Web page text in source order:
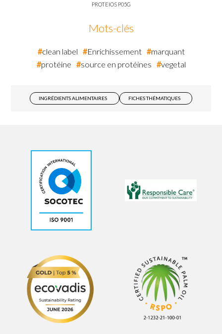
PROTEIOS P05G
Mots-clés
clean label Enrichissement
marquant
protéine
source en protéines vegetal
INGRÉDIENTS ALIMENTAIRES FICHES THÉMATIQUES